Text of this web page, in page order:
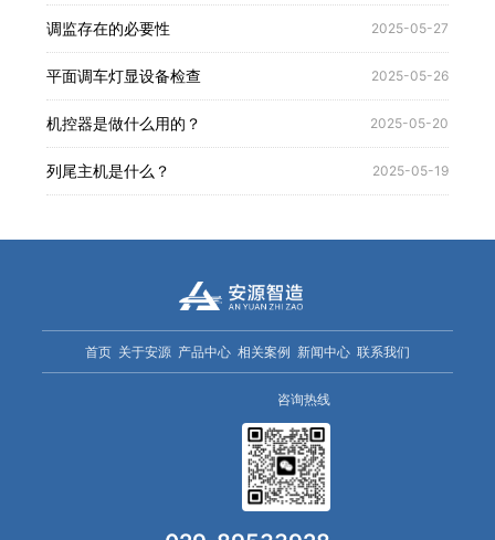
调监存在的必要性 2025-05-27
平面调车灯显设备检查 2025-05-26
机控器是做什么用的？ 2025-05-20
列尾主机是什么？ 2025-05-19
首页 关于安源 产品中心 相关案例 新闻中心 联系我们
咨询热线